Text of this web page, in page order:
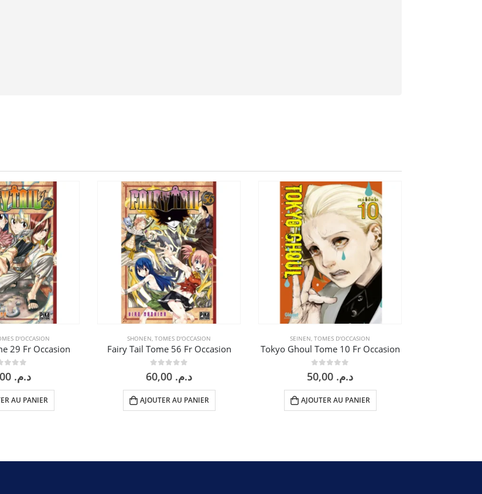
D'OCCASION
29 Fr Occasion
5د.م.
AU PANIER
SHONEN, TOMES D'OCCASION
Fairy Tail Tome 56 Fr Occasion
0sur 5د.م.
AJOUTER AU PANIER
SEINEN, TOMES D'OCCASION
Tokyo Ghoul Tome 10 Fr Occasion
0sur 5د.م.
AJOUTER AU PANIER